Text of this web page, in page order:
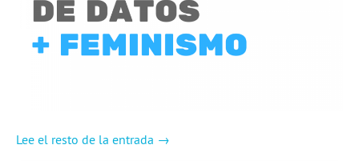
2a temporada de webinars
Skillshares de Escuela
Experiencias
Lee el resto de la entrada →